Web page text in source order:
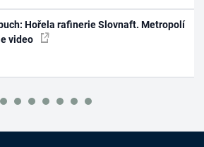
Hořela rafinerie Slovnaft. Metropolí
video